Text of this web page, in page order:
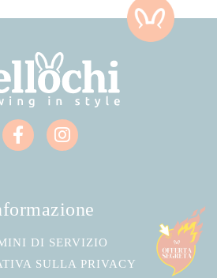
DI SERVIZIO
SULLA PRIVACY